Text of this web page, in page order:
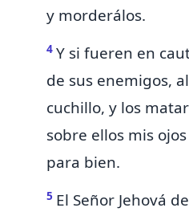
y morderálos.
4 Y si fueren en
de sus enemigos,
cuchillo, y los
sobre ellos mis ojos
para bien.
5 El Señor Jehová